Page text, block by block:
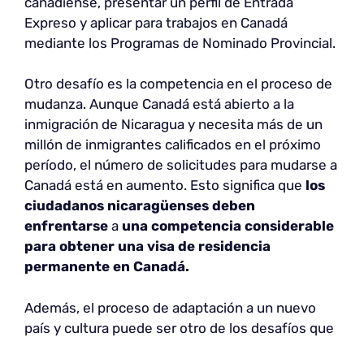
Expreso y aplicar para trabajos en Canadá
mediante los Programas de Nominado Provincial.
Otro desafío es la competencia en el proceso de
mudanza. Aunque Canadá está abierto a la
inmigración de Nicaragua y necesita más de un
millón de inmigrantes calificados en el próximo
período, el número de solicitudes para mudarse a
Canadá está en aumento. Esto significa que los
ciudadanos nicaragüenses deben
enfrentarse a una competencia considerable
para obtener una visa de residencia
permanente en Canadá.
Además, el proceso de adaptación a un nuevo
país y cultura puede ser otro de los desafíos que